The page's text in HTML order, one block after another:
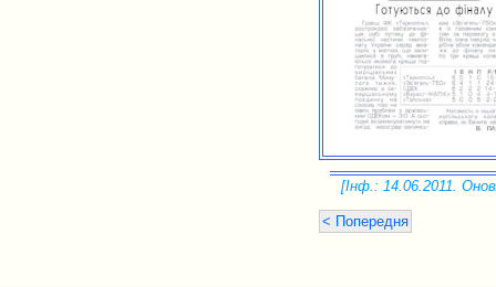
[Інф.: 14.06.2011.
< Попередня